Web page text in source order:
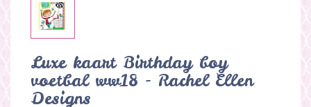
Luxe kaart Birthday boy
voetbal ww18 - Rachel Ellen
Designs